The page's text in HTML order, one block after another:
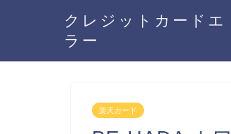
クレジットカードエ
ラー
楽天カード